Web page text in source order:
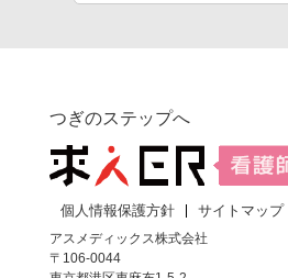
つぎのステップへ
個人情報保護方針
サイトマップ
アスメディックス株式会社
〒106-0044